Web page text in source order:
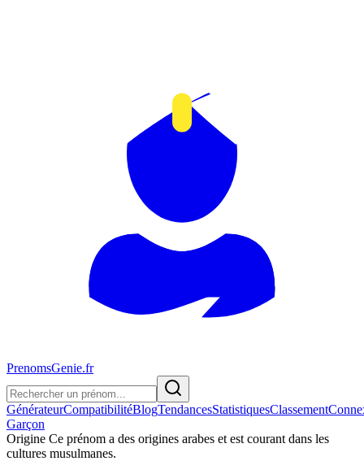
PrenomsGenie.fr
GénérateurCompatibilitéBlogTendancesStatistiquesClassement
Garçon
Origine Ce prénom a des origines arabes et est courant dans les
cultures musulmanes.